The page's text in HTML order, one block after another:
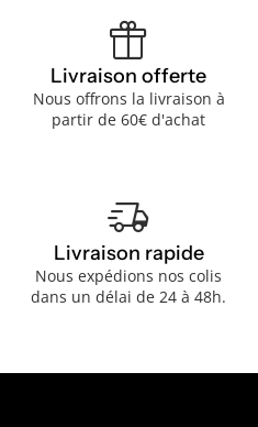
featured_seasonal_and_gifts
Livraison offerte
Nous offrons la livraison à
partir de 60€ d'achat
delivery_truck_speed
Livraison rapide
Nous expédions nos colis
dans un délai de 24 à 48h.